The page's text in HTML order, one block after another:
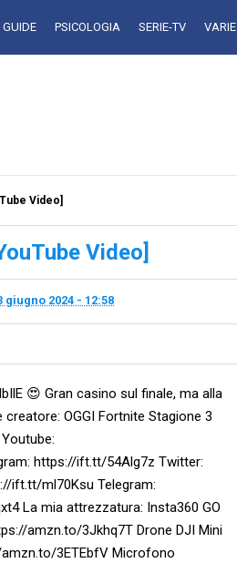
GUIDE PSICOLOGIA SERIE-TV VARIE
Video]
Video]
giugno 2024 - 12:58
😍 Gran casino sul finale, ma alla
OGGI Fortnite Stagione 3
https://ift.tt/54Alg7z Twitter:
ift.tt/ml70Ksu Telegram:
La mia attrezzatura: Insta360 GO
amzn.to/3Jkhq7T Drone DJI Mini
3ETEbfV Microfono